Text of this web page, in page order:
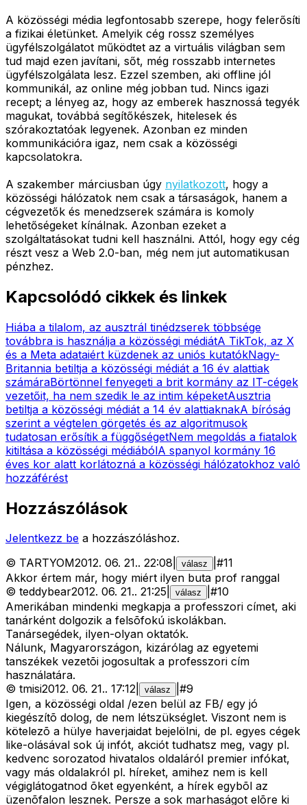
A közösségi média legfontosabb szerepe, hogy felerősíti
a fizikai életünket. Amelyik cég rossz személyes
ügyfélszolgálatot működtet az a virtuális világban sem
tud majd ezen javítani, sőt, még rosszabb internetes
ügyfélszolgálata lesz. Ezzel szemben, aki offline jól
kommunikál, az online még jobban tud. Nincs igazi
recept; a lényeg az, hogy az emberek hasznossá tegyék
magukat, továbbá segítőkészek, hitelesek és
szórakoztatóak legyenek. Azonban ez minden
kommunikációra igaz, nem csak a közösségi
kapcsolatokra.
A szakember márciusban úgy nyilatkozott, hogy a
közösségi hálózatok nem csak a társaságok, hanem a
cégvezetők és menedzserek számára is komoly
lehetőségeket kínálnak. Azonban ezeket a
szolgáltatásokat tudni kell használni. Attól, hogy egy cég
részt vesz a Web 2.0-ban, még nem jut automatikusan
pénzhez.
Kapcsolódó cikkek és linkek
Hiába a tilalom, az ausztrál tinédzserek többsége
továbbra is használja a közösségi médiátA TikTok, az X
és a Meta adataiért küzdenek az uniós kutatókNagy-
Britannia betiltja a közösségi médiát a 16 év alattiak
számáraBörtönnel fenyegeti a brit kormány az IT-cégek
vezetőit, ha nem szedik le az intim képeketAusztria
betiltja a közösségi médiát a 14 év alattiaknakA bíróság
szerint a végtelen görgetés és az algoritmusok
tudatosan erősítik a függőségetNem megoldás a fiatalok
kitiltása a közösségi médiábólA spanyol kormány 16
éves kor alatt korlátozná a közösségi hálózatokhoz való
hozzáférést
Hozzászólások
Jelentkezz be a hozzászóláshoz.
© TARTYOM2012. 06. 21.. 22:08 válasz #11
Akkor értem már, hogy miért ilyen buta prof ranggal
© teddybear2012. 06. 21.. 21:25 válasz #10
Amerikában mindenki megkapja a professzori címet, aki
tanárként dolgozik a felsõfokú iskolákban.
Tanársegédek, ilyen-olyan oktatók.
Nálunk, Magyarországon, kizárólag az egyetemi
tanszékek vezetõi jogosultak a professzori cím
használatára.
© tmisi2012. 06. 21.. 17:12 válasz #9
Igen, a közösségi oldal /ezen belül az FB/ egy jó
kiegészítõ dolog, de nem létszükséglet. Viszont nem is
kötelezõ a hülye haverjaidat bejelölni, de pl. egyes cégek
like-olásával sok új infót, akciót tudhatsz meg, vagy pl.
kedvenc sorozatod hivatalos oldaláról premier infókat,
vagy más oldalakról pl. híreket, amihez nem is kell
végiglátogatnod õket egyenként, a hírek egybõl az
üzenõfalon lesznek. Persze a sok marhaságot elõre ki